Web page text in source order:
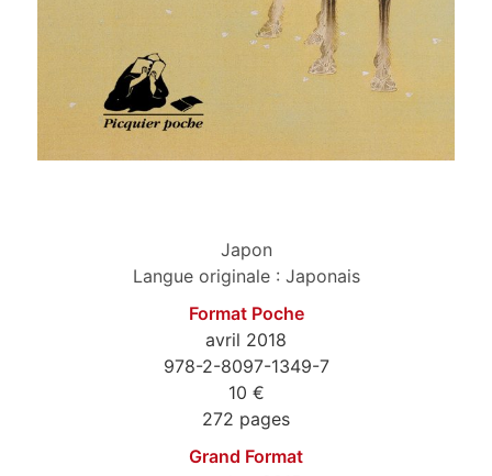
Japon
Langue originale : Japonais
Format Poche
avril 2018
978-2-8097-1349-7
10 €
272 pages
Grand Format